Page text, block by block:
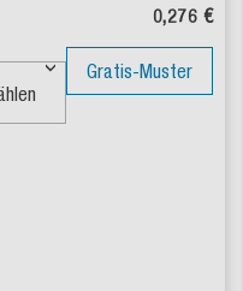
0,276 €
Gratis-Muster